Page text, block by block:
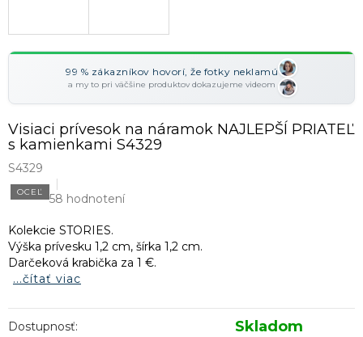
99 % zákazníkov hovorí, že fotky neklamú
a my to pri väčšine produktov dokazujeme videom
Visiaci prívesok na náramok NAJLEPŠÍ PRIATEĽ
s kamienkami S4329
S4329
OCEĽ 58 hodnotení
Kolekcie STORIES.
Výška prívesku 1,2 cm, šírka 1,2 cm.
Darčeková krabička za 1 €.
...čítať viac
Dostupnosť: Skladom